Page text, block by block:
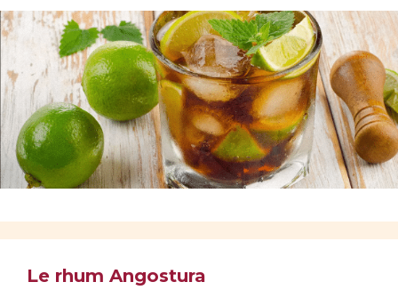
Le rhum Angostura